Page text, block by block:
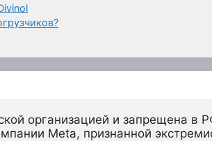
организацией и запрещена в
Meta, признанной